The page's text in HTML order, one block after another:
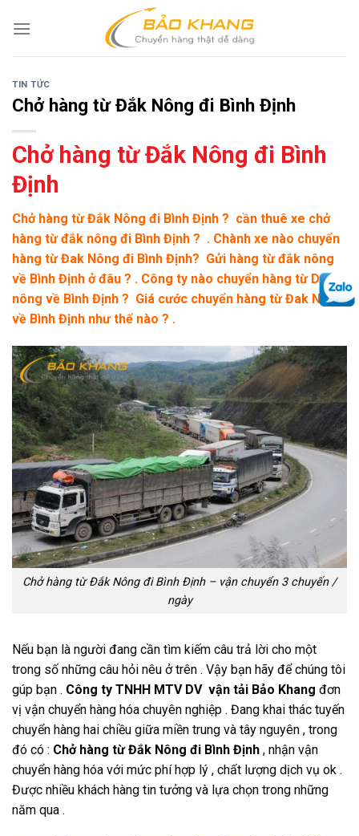
TIN TỨC
Chở hàng từ Đắk Nông đi Bình Định
Chở hàng từ Đắk Nông đi Bình
Định
Chở hàng từ Đắk Nông đi Bình Định ? cần thuê xe chở
hàng từ đắk nông đi Bình Định ? . Chành xe nào chuyển
hàng từ Đak Nông đi Bình Định? Gửi hàng từ đắk nông
về Bình Định ở đâu ? . Công ty nào chuyển hàng từ Dak
nông về Bình Định ? Giá cước chuyển hàng từ Đak Nông
về Bình Định như thế nào ? .
Chở hàng từ Đắk Nông đi Bình Định – vận chuyển 3 chuyến /
ngày
Nếu bạn là người đang cần tìm kiếm câu trả lời cho một
trong số những câu hỏi nêu ở trên . Vậy bạn hãy để chúng tôi
gúp bạn . Công ty TNHH MTV DV vận tải Bảo Khang đơn
vị vận chuyển hàng hóa chuyên nghiệp . Đang khai thác tuyến
chuyển hàng hai chiều giữa miền trung và tây nguyên , trong
đó có : Chở hàng từ Đắk Nông đi Bình Định , nhận vận
chuyển hàng hóa với mức phí hợp lý , chất lượng dịch vụ ok .
Được nhiều khách hàng tin tưởng và lựa chọn trong những
năm qua .